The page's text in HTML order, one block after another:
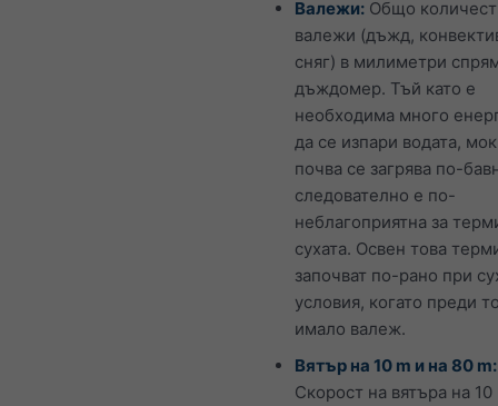
Валежи: Общо
валежи (дъжд,
сняг) в милиметри
дъждомер. Тъй като е
необходима много
да се изпари водата,
почва се загрява по-
следователно е по-
неблагоприятна за
сухата. Освен това
започват по-рано при
условия, когато преди
имало валеж.
Вятър на 10 m и на 80 m:
Скорост на вятъра на 10